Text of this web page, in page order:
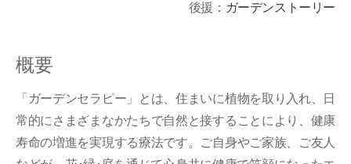
後援： ガーデンストーリー
概要
「ガーデンセラピー」とは、住まいに植物を取り入れ、日
常的にさまざまなかたちで自然と接することにより、健康
寿命の増進を実現する療法です。ご自身やご家族、ご友人